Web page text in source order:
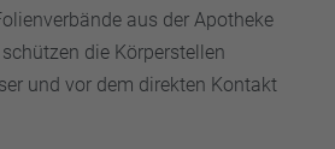
aus der Apotheke
die Körperstellen
und vor dem direkten Kontakt